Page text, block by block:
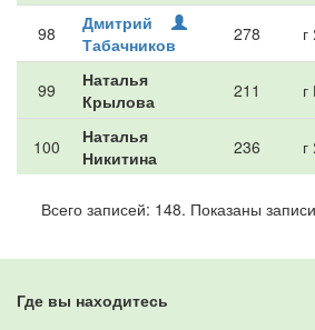
98
Дмитрий
Табачников
278
99
Наталья
Крылова
211
100
Наталья
Никитина
236
Всего записей: 148. Показаны
Где вы находитесь